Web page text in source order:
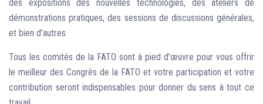
des expositions des nouvelles technologies, des ateliers de
démonstrations pratiques, des sessions de discussions générales,
et bien d’autres.
Tous les comités de la FATO sont à pied d’œuvre pour vous offrir
le meilleur des Congrès de la FATO et votre participation et votre
contribution seront indispensables pour donner du sens à tout ce